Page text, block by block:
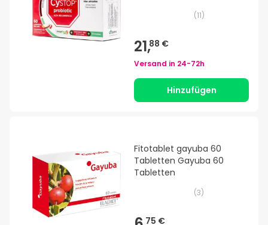
(11)
21,88 €
Versand in 24-72h
Hinzufügen
Fitotablet gayuba 60
Tabletten Gayuba 60
Tabletten
(3)
75 €